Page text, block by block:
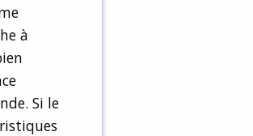
à
Si le